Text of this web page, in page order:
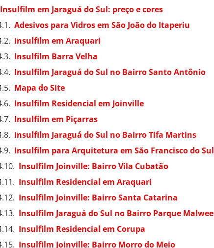
Insulfilm em Jaraguá do Sul: preço e cores
Adesivos para Vidros em São João do Itaperiu
Insulfilm em Araquari
Insulfilm Barra Velha
Insulfilm Jaraguá do Sul no Bairro Santo Antônio
Mapa do Site
Insulfilm Residencial em Joinville
Insulfilm em Piçarras
Insulfilm Jaraguá do Sul no Bairro Tifa Martins
Insulfilm para Arquitetura em São Francisco do Sul
Insulfilm Joinville: Bairro Vila Cubatão
Insulfilm Residencial em Araquari
Insulfilm Joinville: Bairro Santa Catarina
Insulfilm Jaraguá do Sul no Bairro Parque Malwee
Insulfilm Residencial em Corupa
Insulfilm Joinville: Bairro Morro do Meio